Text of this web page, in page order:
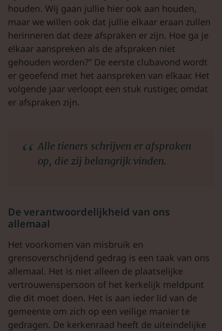
houden. Wij gaan jullie hier ook aan houden,
maar we willen ook dat jullie elkaar eraan zullen
herinneren dat deze afspraken er zijn. Hoe ga je
elkaar aanspreken als de afspraken niet
gehouden worden?” De eerste clubavond wordt
er geoefend met het aanspreken van elkaar. Het
volgende jaar verloopt een stuk rustiger, omdat
er afspraken zijn.
Alle tieners schrijven er afspraken
op, die zij belangrijk vinden.
De verantwoordelijkheid van ons
allemaal
Het voorkomen van misbruik en
grensoverschrijdend gedrag is een taak van ons
allemaal. Het is niet alleen de plaatselijke
vertrouwenspersoon of het kerkelijk meldpunt
die dit moet doen. Het is aan ieder lid van de
gemeente om zich op een veilige manier te
gedragen. De kerkenraad heeft de uiteindelijke